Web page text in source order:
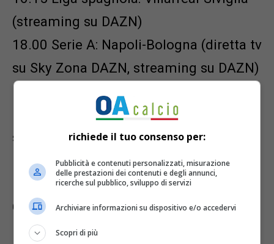
(streaming su DAZN)
18.00 Serie A: Napoli-Bologna (diretta tv
su Sky Zona DAZN, streaming su DAZN)
Mantova (diretta tv su Sky Sport 252,
streaming su NOW e SkyGo)
18.30 Premier League: Nottingham
Forest-Chelsea (diretta tv su Sky Sport
Calcio, streaming su NOW e SkyGo)
18.30 Liga spagnola: Granada-Real
richiede il tuo consenso per:
Pubblicità e contenuti personalizzati, misurazione
delle prestazioni dei contenuti e degli annunci,
ricerche sul pubblico, sviluppo di servizi
Archiviare informazioni su dispositivo e/o accedervi
Scopri di più